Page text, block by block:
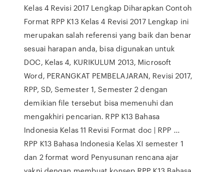
Kelas 4 Revisi 2017 Lengkap Diharapkan Contoh
Format RPP K13 Kelas 4 Revisi 2017 Lengkap ini
merupakan salah referensi yang baik dan benar
sesuai harapan anda, bisa digunakan untuk
DOC, Kelas 4, KURIKULUM 2013, Microsoft
Word, PERANGKAT PEMBELAJARAN, Revisi 2017,
RPP, SD, Semester 1, Semester 2 dengan
demikian file tersebut bisa memenuhi dan
mengakhiri pencarian. RPP K13 Bahasa
Indonesia Kelas 11 Revisi Format doc | RPP ...
RPP K13 Bahasa Indonesia Kelas XI semester 1
dan 2 format word Penyusunan rencana ajar